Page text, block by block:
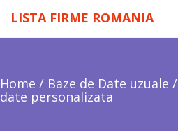
LISTA FIRME ROMANIA
Home / Baze de Date uzuale /
date personalizata